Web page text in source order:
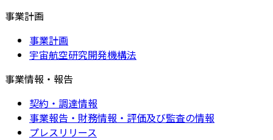
事業計画
事業計画
宇宙航空研究開発機構法
事業情報・報告
契約・調達情報
事業報告・財務情報・評価及び監査の情報
プレスリリース